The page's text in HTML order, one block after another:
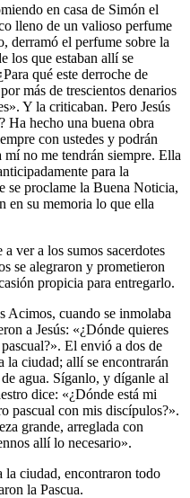
en casa de Simón el
lleno de un valioso perfume
derramó el perfume sobre la
los que estaban allí se
qué este derroche de
más de trescientos denarios
Y la criticaban. Pero Jesús
Ha hecho una buena obra
con ustedes y podrán
no me tendrán siempre. Ella
para la
se proclame la Buena Noticia,
en su memoria lo que ella
ver a los sumos sacerdotes
se alegraron y prometieron
propicia para entregarlo.
Acimos, cuando se inmolaba
a Jesús: «¿Dónde quieres
El envió a dos de
la ciudad; allí se encontrarán
agua. Síganlo, y díganle al
dice: «¿Dónde está mi
pascual con mis discípulos?».
grande, arreglada con
allí lo necesario».
ciudad, encontraron todo
la Pascua.